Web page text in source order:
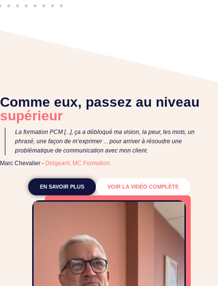
Comme eux, passez au niveau
supérieur
La formation PCM [...], ça a débloqué ma vision, la peur, les mots, un
phrasé, une façon de m’exprimer ... pour arriver à résoudre une
problématique de communication avec mon client.
Marc Chevalier - Dirigeant, MC Formation
EN SAVOIR PLUS VOIR LA VIDÉO COMPLÈTE